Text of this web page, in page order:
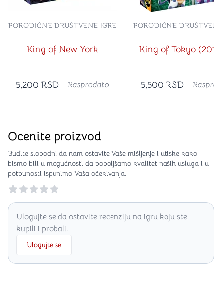
King of New York
PORODIČNE DRUŠTVENE IGRE
5,200 RSD Rasprodato
King of Tokyo
PORODIČNE
5,500 RSD
Ocenite proizvod
Budite slobodni da nam ostavite Vaše mišljenje i utiske kako
bismo bili u mogućnosti da poboljšamo kvalitet naših usluga i u
potpunosti ispunimo Vaša očekivanja.
Reviews
Ulogujte se da ostavite recenziju na igru koju ste
kupili i probali.
Ulogujte se